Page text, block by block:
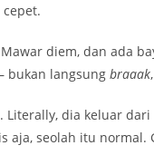
diem, dan ada
bukan langsung braaak
dia keluar
aja, seolah itu